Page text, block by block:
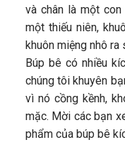
và chân là một
một thiếu niên,
khuôn miệng nhô
Búp bê có nhiều
chúng tôi khuyên
vì nó cồng kềnh,
mặc. Mời các bạn
phẩm của búp bê